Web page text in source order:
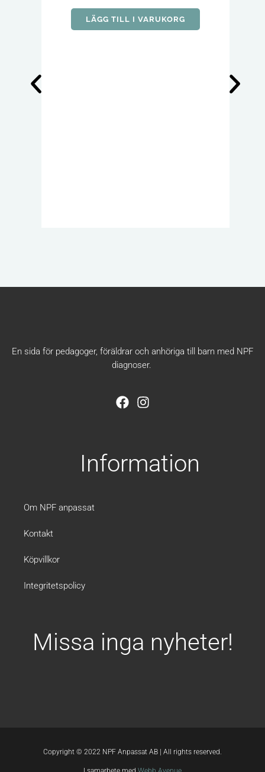
LÄGG TILL I VARUKORG
En sida för pedagoger, föräldrar och anhöriga till barn med NPF
diagnoser.
F
o
I
g
Information
Om NPF anpassat
Kontakt
Köpvillkor
Integritetspolicy
Missa inga nyheter!
Copyright © 2022 NPF Anpassat AB | All rights reserved.